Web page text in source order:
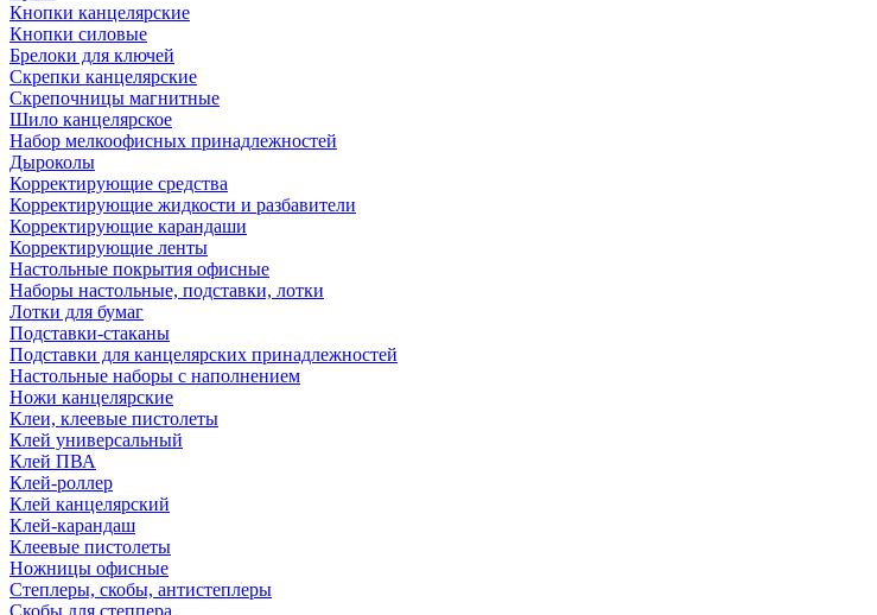
Кнопки канцелярские
Кнопки силовые
Брелоки для ключей
Скрепки канцелярские
Скрепочницы магнитные
Шило канцелярское
Набор мелкоофисных принадлежностей
Дыроколы
Корректирующие средства
Корректирующие жидкости и разбавители
Корректирующие карандаши
Корректирующие ленты
Настольные покрытия офисные
Наборы настольные, подставки, лотки
Лотки для бумаг
Подставки-стаканы
Подставки для канцелярских принадлежностей
Настольные наборы с наполнением
Ножи канцелярские
Клеи, клеевые пистолеты
Клей универсальный
Клей ПВА
Клей-роллер
Клей канцелярский
Клей-карандаш
Клеевые пистолеты
Ножницы офисные
Степлеры, скобы, антистеплеры
Скобы для степпера